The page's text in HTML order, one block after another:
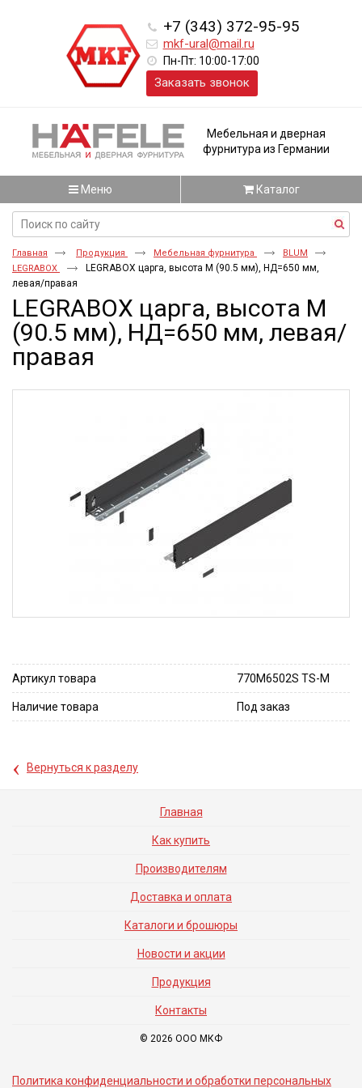
+7 (343) 372-95-95
mkf-ural@mail.ru
Пн-Пт: 10:00-17:00
Заказать звонок
Мебельная и дверная
фурнитура из Германии
Меню Каталог
Главная Продукция Мебельная фурнитура
BLUM
LEGRABOX
LEGRABOX царга, высота M (90.5 мм), НД=650 мм,
левая/правая
LEGRABOX царга, высота M
(90.5 мм), НД=650 мм, левая/
правая
Артикул товара 770M6502S TS-M
Наличие товара Под заказ
‹ Вернуться к разделу
Главная
Как купить
Производителям
Доставка и оплата
Каталоги и брошюры
Новости и акции
Продукция
Контакты
© 2026 ООО МКФ
Политика конфиденциальности и обработки персональных